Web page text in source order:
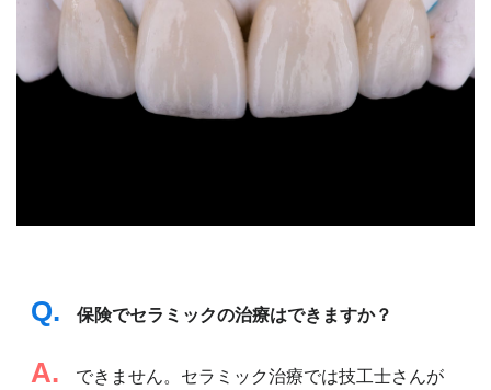
Q. 保険でセラミックの治療はできますか？
A.
できません。セラミック治療では技工士さんが